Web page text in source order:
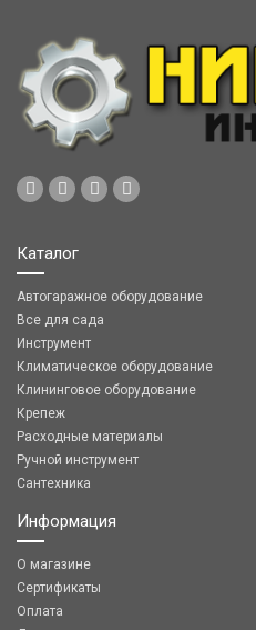
Каталог
Автогаражное оборудование
Все для сада
Инструмент
Климатическое оборудование
Клининговое оборудование
Крепеж
Расходные материалы
Ручной инструмент
Сантехника
Информация
О магазине
Сертификаты
Оплата